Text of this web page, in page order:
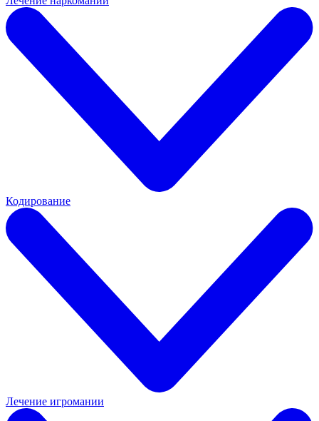
Кодирование
Лечение игромании